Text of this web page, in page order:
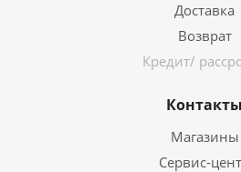
Доставка
Возврат
Кредит/
Контакты
Магазины
Сервис-